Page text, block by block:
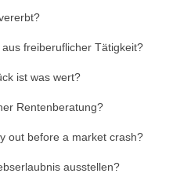
freiberuflicher Tätigkeit?
ist was wert?
Rentenberatung?
out before a market crash?
ausstellen?